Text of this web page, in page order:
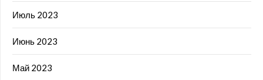
Июль 2023
Июнь 2023
Май 2023